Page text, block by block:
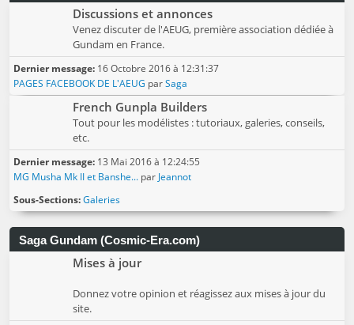
Discussions et annonces
Venez discuter de l'AEUG, première association dédiée à
Gundam en France.
Dernier message: 16 Octobre 2016 à 12:31:37
PAGES FACEBOOK DE L'AEUG parSaga
French Gunpla Builders
Tout pour les modélistes : tutoriaux, galeries, conseils,
etc.
Dernier message: 13 Mai 2016 à 12:24:55
MG Musha Mk II et Banshe... par Jeannot
Sous-Sections Galeries
Saga Gundam (Cosmic-Era.com)
Mises à jour
Donnez votre opinion et réagissez aux mises à jour du
site.